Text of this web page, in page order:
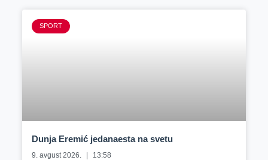
SPORT
Dunja Eremić jedanaesta na svetu
9. avgust 2026. 13:58